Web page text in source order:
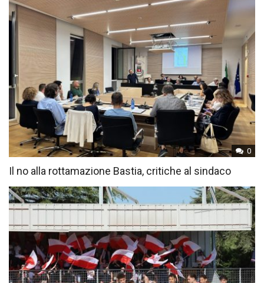
0
Il no alla rottamazione Bastia, critiche al sindaco